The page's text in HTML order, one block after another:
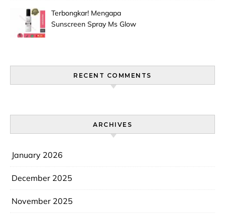
Terbongkar! Mengapa
Sunscreen Spray Ms Glow
RECENT COMMENTS
ARCHIVES
January 2026
December 2025
November 2025